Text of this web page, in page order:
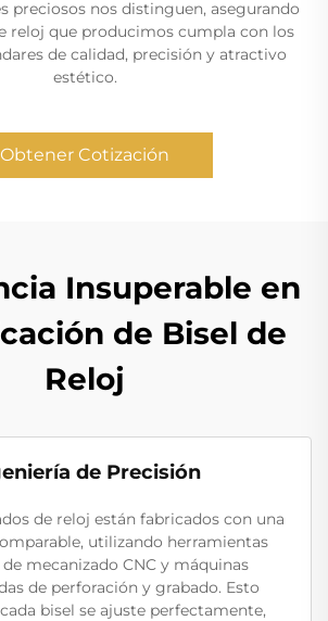
preciosos nos distinguen, asegurando
reloj que producimos cumpla con los
de calidad, precisión y atractivo
estético.
Obtener Cotización
Insuperable en
de Bisel de
Reloj
de Precisión
de reloj están fabricados con una
utilizando herramientas
de mecanizado CNC y máquinas
de perforación y grabado. Esto
bisel se ajuste perfectamente,